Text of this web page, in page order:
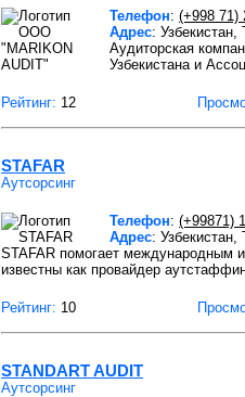
Телефон: (+998 71)
Адрес:
Аудиторская
Узбекистана и
Рейтинг: 12
STAFAR
Аутсорсинг
Телефон: (+99871)
Адрес:
STAFAR помогает международным
известны как провайдер
Рейтинг: 10
STANDART AUDIT
Аутсорсинг